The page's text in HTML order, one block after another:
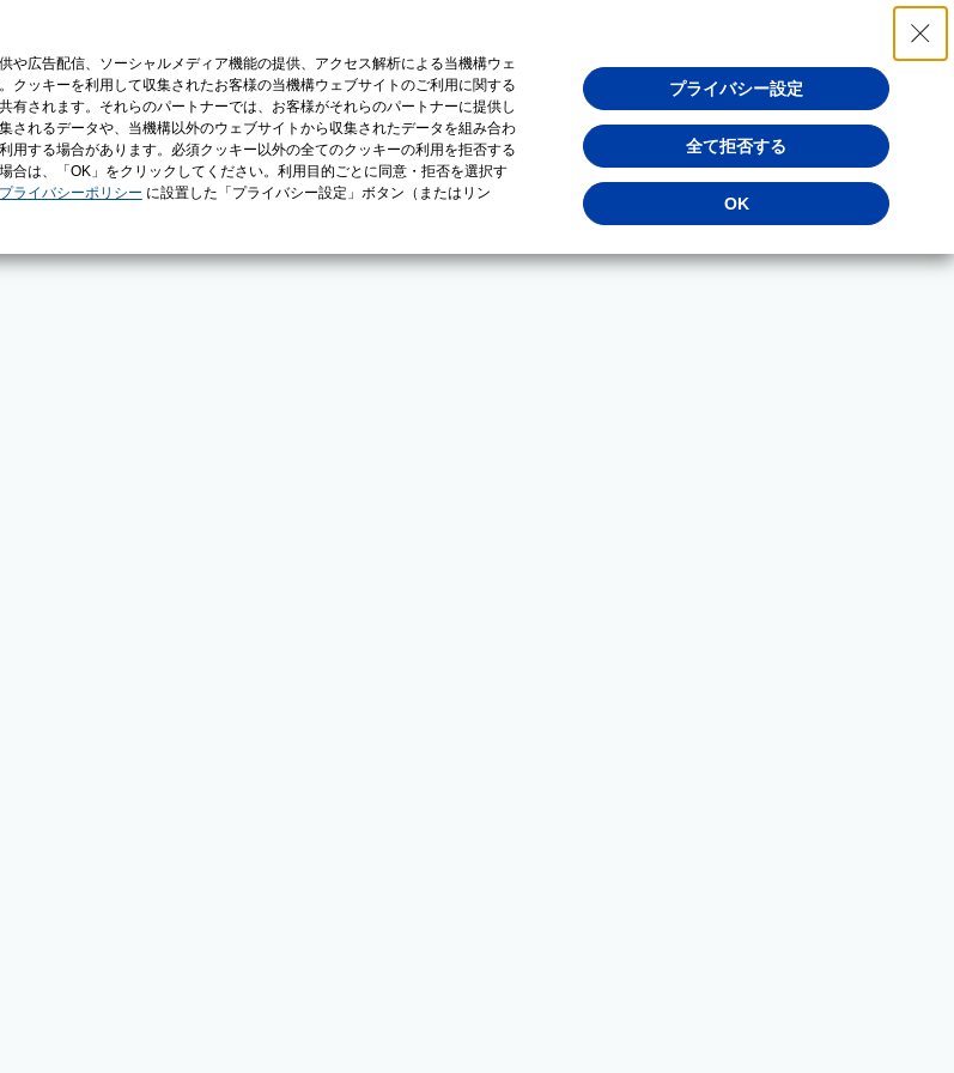
広告配信、ソーシャルメディア機能の提供、アクセス解析による当機構ウェ
ッキーを利用して収集されたお客様の当機構ウェブサイトのご利用に関する
されます。それらのパートナーでは、お客様がそれらのパートナーに提供し
れるデータや、当機構以外のウェブサイトから収集されたデータを組み合わ
する場合があります。必須クッキー以外の全てのクッキーの利用を拒否する
は、「OK」をクリックしてください。利用目的ごとに同意・拒否を選択す
ライバシーポリシー に設置した「プライバシー設定」ボタン（またはリン
プライバシー設定
全て拒否する
OK